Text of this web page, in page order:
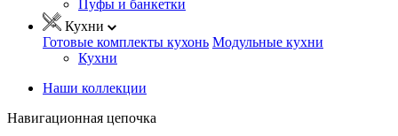
Пуфы и банкетки
Кухни
Готовые комплекты кухонь Модульные кухни
Кухни
Наши коллекции
Навигационная цепочка